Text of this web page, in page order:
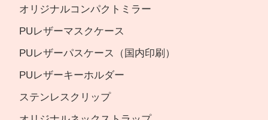
オリジナルコンパクトミラー
PUレザーマスクケース
PUレザーパスケース（国内印刷）
PUレザーキーホルダー
ステンレスクリップ